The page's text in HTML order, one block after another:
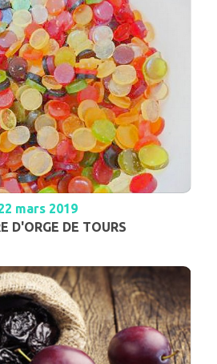
mars 2019
D'ORGE DE TOURS